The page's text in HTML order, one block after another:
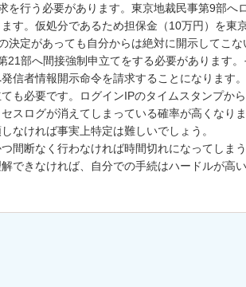
を行う必要があります。東京地裁民事第9部へ
す。仮処分であるため担保金（10万円）を東
決定があっても自分からは絶対に開示してこ
21部へ間接強制申立てをする必要があります
信者情報開示命令を請求することになります
も必要です。ログインIPのタイムスタンプか
スログが消えてしまっている確率が高くなり
なければ事実上特定は難しいでしょう。
間断なく行わなければ時間切れになってしま
できなければ、自分での手続はハードルが高